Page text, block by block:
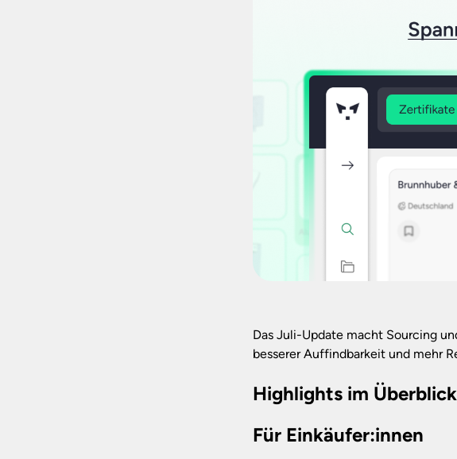
Das Juli-Update macht Sourcing
besserer Auffindbarkeit und mehr
Highlights im Überblick
Für Einkäufer:innen